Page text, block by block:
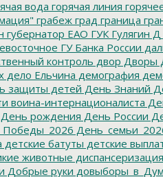
вода горячая линия
грабеж град граница
губернатор ЕАО ГУК Гулягин Д
ГУ Банка России
контроль двор Дворы
дело Ельчина демография
защиты детей День Знаний
воина-интернационалиста
День рождения День России
детские батуты детские
животные диспансеризация
Добрые руки